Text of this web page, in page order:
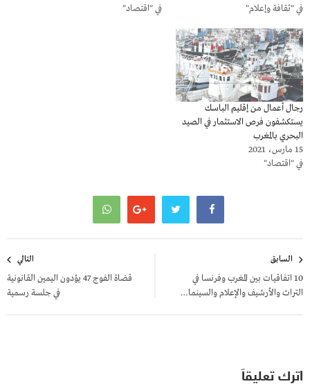
في "ثقافة وإعلام"
في "اقتصاد"
رجال أعمال من إقليم الباسك
يستكشفون فرص الاستثمار في الصيد
البحري بالمغرب
15 مارس، 2021
في "اقتصاد"
المقالات
السابق
10 اتفاقيات بين المغرب وفرنسا في
التراث والأرشيف والإعلام والسينما…
التالي
قضاة الفوج 47 يؤدون اليمين القانونية
في جلسة رسمية
اترك تعليقاً